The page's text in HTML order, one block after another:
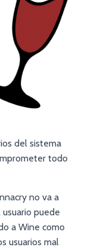
del sistema
todo
no va a
puede
a Wine como
usuarios mal